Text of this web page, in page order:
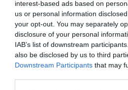
interest-based ads based on
us or personal information
your opt-out. You may separately
disclosure of your personal
IAB’s list of downstream
also be disclosed by us to third
Downstream Participants that may
cau amb un 18%, amb
en el nombre de
patents internacionals, la
ampla fixa i la productivitat
banda, en temperatura de